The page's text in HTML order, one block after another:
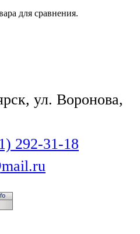
для сравнения.
ул. Воронова,
292-31-18